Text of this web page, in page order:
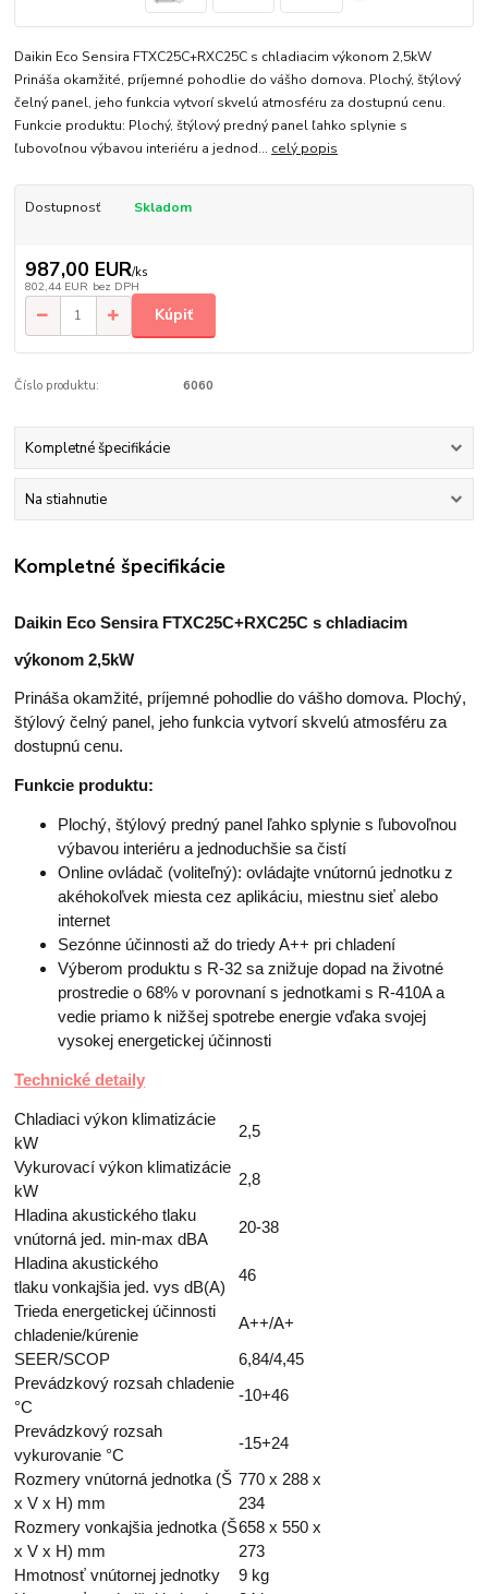
Daikin Eco Sensira FTXC25C+RXC25C s chladiacim výkonom 2,5kW
Prináša okamžité, príjemné pohodlie do vášho domova. Plochý, štýlový
čelný panel, jeho funkcia vytvorí skvelú atmosféru za dostupnú cenu.
Funkcie produktu: Plochý, štýlový predný panel ľahko splynie s
ľubovoľnou výbavou interiéru a jednod... celý popis
Dostupnosť Skladom
987,00 EUR/ks
802,44 EUR bez DPH
Kúpiť
Číslo produktu: 6060
Kompletné špecifikácie
Na stiahnutie
Kompletné špecifikácie
Daikin Eco Sensira FTXC25C+RXC25C s chladiacim
výkonom 2,5kW
Prináša okamžité, príjemné pohodlie do vášho domova. Plochý,
štýlový čelný panel, jeho funkcia vytvorí skvelú atmosféru za
dostupnú cenu.
Funkcie produktu:
Plochý, štýlový predný panel ľahko splynie s ľubovoľnou
výbavou interiéru a jednoduchšie sa čistí
Online ovládač (voliteľný): ovládajte vnútornú jednotku z
akéhokoľvek miesta cez aplikáciu, miestnu sieť alebo
internet
Sezónne účinnosti až do triedy A++ pri chladení
Výberom produktu s R-32 sa znižuje dopad na životné
prostredie o 68% v porovnaní s jednotkami s R-410A a
vedie priamo k nižšej spotrebe energie vďaka svojej
vysokej energetickej účinnosti
Technické detaily
Chladiaci výkon klimatizácie
kW
2,5
Vykurovací výkon klimatizácie
kW
2,8
Hladina akustického tlaku
vnútorná jed. min-max dBA
20-38
Hladina akustického
tlaku vonkajšia jed. vys dB(A)
46
Trieda energetickej účinnosti
chladenie/kúrenie
A++/A+
SEER/SCOP
6,84/4,45
Prevádzkový rozsah chladenie
°C
-10+46
Prevádzkový rozsah
vykurovanie °C
-15+24
Rozmery vnútorná jednotka (Š
x V x H) mm
770 x 288 x
234
Rozmery vonkajšia jednotka (Š
x V x H) mm
658 x 550 x
273
Hmotnosť vnútornej jednotky
9 kg